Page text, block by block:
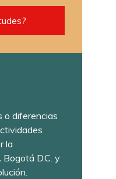
o diferencias
la
D.C. y